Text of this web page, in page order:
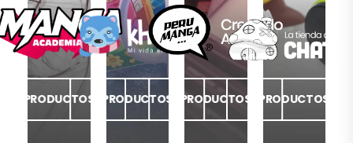
PRODUCTOS PRODUCTOS PRODUCTOS PRODUCTOS